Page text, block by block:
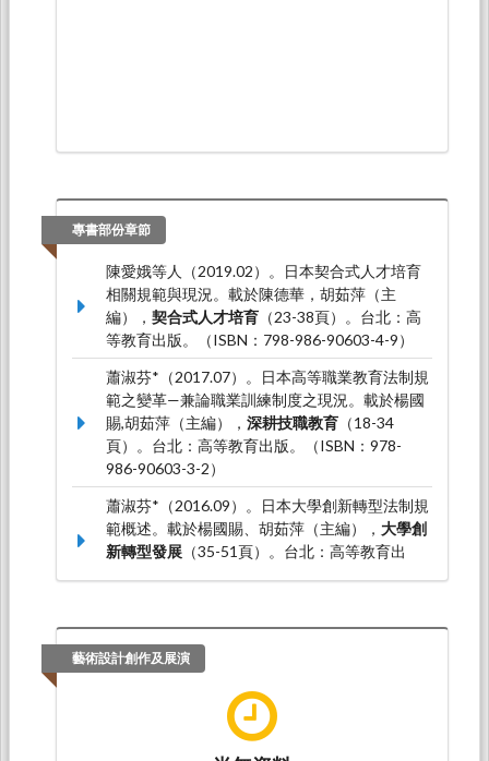
專書部份章節
陳愛娥等人（2019.02）。日本契合式人才培育
相關規範與現況。載於陳德華，胡茹萍（主
編）， 契合式人才培育 （23-38頁）。台北：高
等教育出版。（ISBN：798-986-90603-4-9）
蕭淑芬*（2017.07）。日本高等職業教育法制規
範之變革—兼論職業訓練制度之現況。載於楊國
賜,胡茹萍（主編）， 深耕技職教育 （18-34
頁）。台北：高等教育出版。（ISBN：978-
986-90603-3-2）
蕭淑芬*（2016.09）。日本大學創新轉型法制規
範概述。載於楊國賜、胡茹萍（主編）， 大學創
新轉型發展 （35-51頁）。台北：高等教育出
藝術設計創作及展演